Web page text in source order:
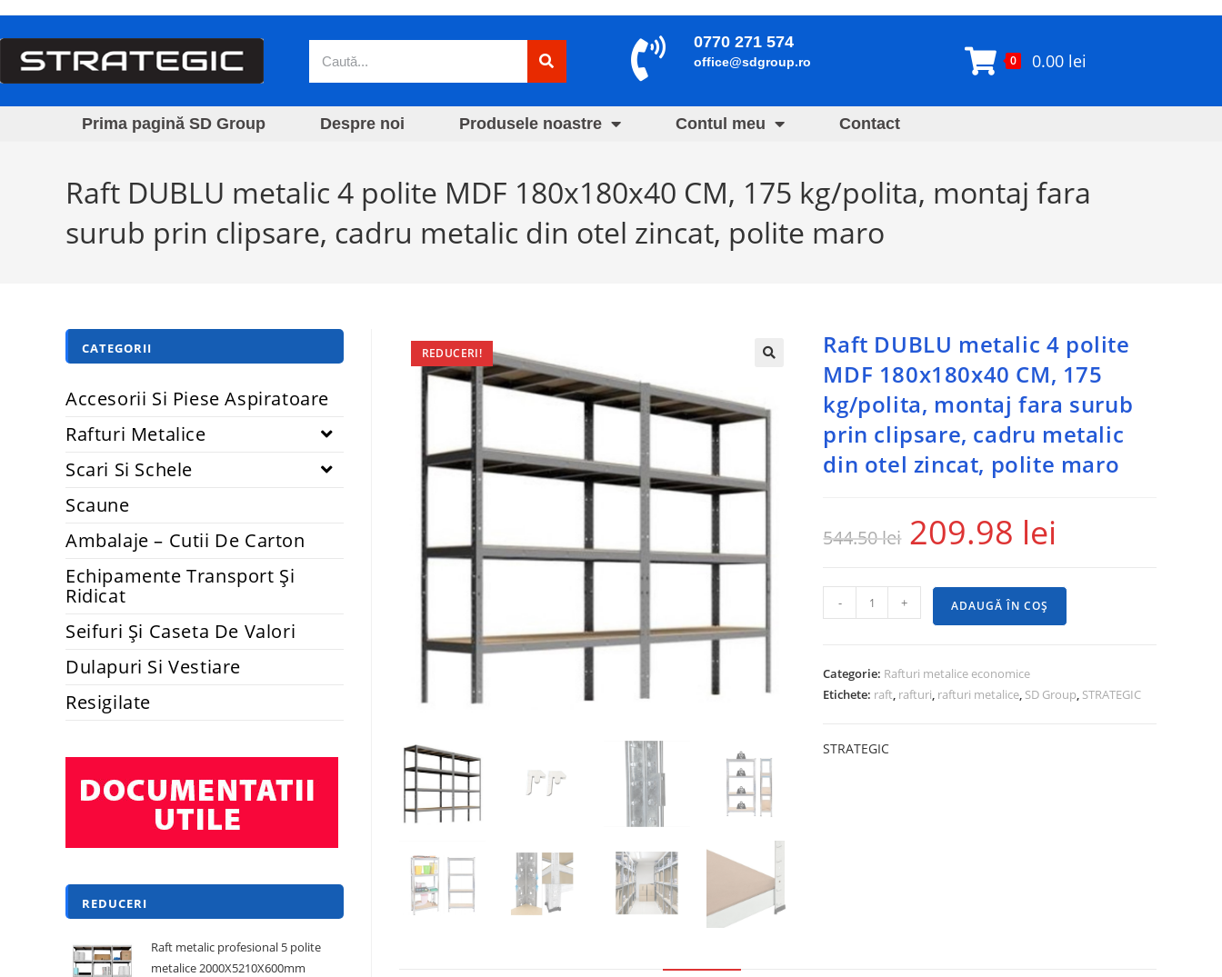
0770 271 574
office@sdgroup.ro 0 0.00 lei
Prima pagină SD Group Despre noi Produsele noastre Contul meu Contact
Raft DUBLU metalic 4 polite MDF 180x180x40 CM, 175 kg/polita, montaj fara
surub prin clipsare, cadru metalic din otel zincat, polite maro
REDUCERI!
Raft DUBLU metalic 4 polite
MDF 180x180x40 CM, 175
kg/polita, montaj fara surub
prin clipsare, cadru metalic
din otel zincat, polite maro
544.50lei 209.98 lei
- + ADAUGĂ ÎN COȘ
Categorie: Rafturi metalice economice
Etichete: raft, rafturi, rafturi metalice, SD Group, STRATEGIC
STRATEGIC
CATEGORII
Accesorii Si Piese Aspiratoare
Rafturi Metalice
Scari Si Schele
Scaune
Ambalaje – Cutii De Carton
Echipamente Transport Și
Ridicat
Seifuri Și Caseta De Valori
Dulapuri Si Vestiare
Resigilate
REDUCERI
Raft metalic profesional 5 polite
metalice 2000X5210X600mm